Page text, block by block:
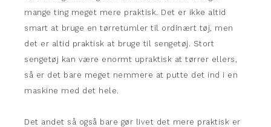
mange ting meget mere praktisk. Det er ikke altid
smart at bruge en tørretumler til ordinært tøj, men
det er altid praktisk at bruge til sengetøj. Stort
sengetøj kan være enormt upraktisk at tørrer ellers,
så er det bare meget nemmere at putte det ind i en
maskine med det hele.
Det andet så også bare gør livet det mere praktisk er